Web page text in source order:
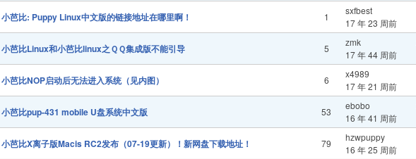
小芭比: Puppy Linux中文版的链接地址在哪里啊！ 1
sxfbest
17 年 23 周前
小芭比Linux和小芭比linux之ＱＱ集成版不能引导 5
zmk
17 年 44 周前
小芭比NOP启动后无法进入系统（见内图） 6
x4989
17 年 21 周前
小芭比pup-431 mobile U盘系统中文版 53
ebobo
16 年 41 周前
小芭比X离子版Macis RC2发布（07-19更新）！新网盘下载地址！ 79
hzwpuppy
16 年 25 周前